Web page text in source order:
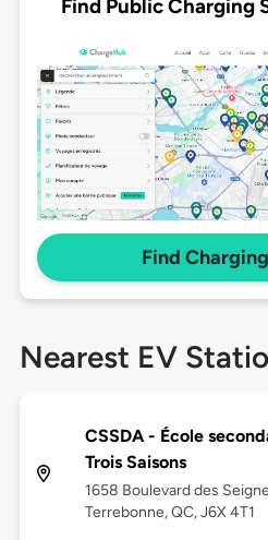
Find Public Charging
Find
Nearest EV
CSSDA - École
Trois Saisons
1658 Boulevard des
Terrebonne, QC, J6X 4T1